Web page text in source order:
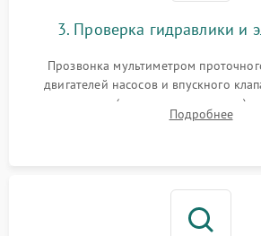
3. Проверка гидравлики и
Прозвонка мультиметром
двигателей насосов и впускного
прессостата (датчика уровня воды),
концевика дверцы и электронного
Подробнее